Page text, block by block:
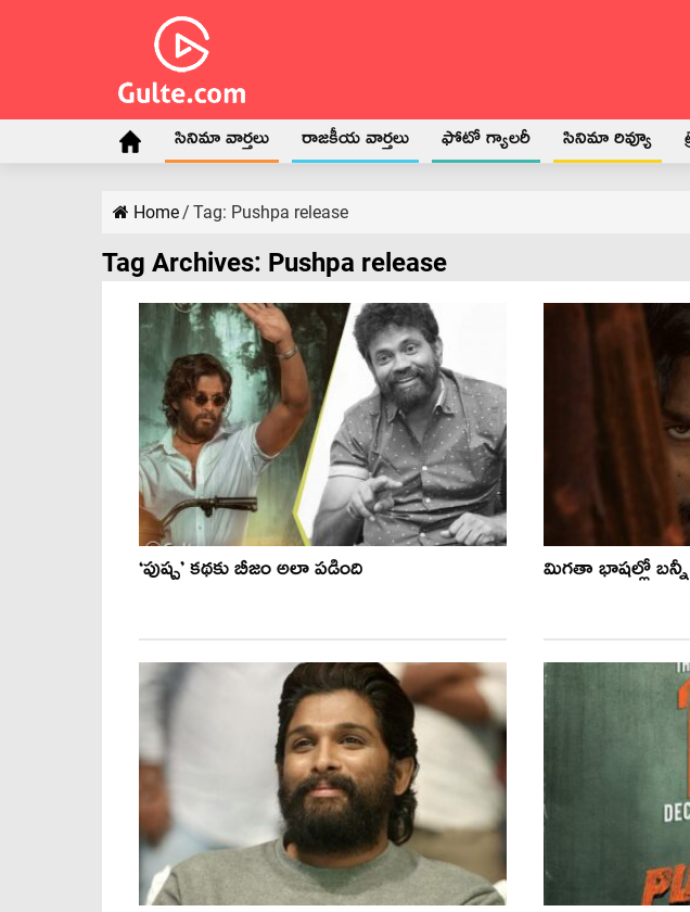
సినిమా వార్తలు రాజకీయ వార్తలు ఫోటో గ్యాలరీ సినిమా రివ్యూ
Home/ Tag: Pushpa release
Tag Archives: Pushpa release
‘పుష్ప’ కథకు బీజం అలా పడింది మిగతా భాషల్లో